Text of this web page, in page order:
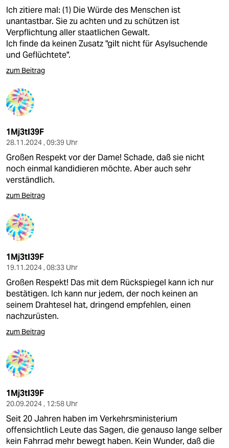
Ich zitiere mal: (1) Die Würde des Menschen ist
unantastbar. Sie zu achten und zu schützen ist
Verpflichtung aller staatlichen Gewalt.
Ich finde da keinen Zusatz "gilt nicht für Asylsuchende
und Geflüchtete".
zum Beitrag
1Mj3tI39F
28.11.2024 , 09:39 Uhr
Großen Respekt vor der Dame! Schade, daß sie nicht
noch einmal kandidieren möchte. Aber auch sehr
verständlich.
zum Beitrag
1Mj3tI39F
19.11.2024 , 08:33 Uhr
Großen Respekt! Das mit dem Rückspiegel kann ich nur
bestätigen. Ich kann nur jedem, der noch keinen an
seinem Drahtesel hat, dringend empfehlen, einen
nachzurüsten.
zum Beitrag
1Mj3tI39F
20.09.2024 , 12:58 Uhr
Seit 20 Jahren haben im Verkehrsministerium
offensichtlich Leute das Sagen, die genauso lange selber
kein Fahrrad mehr bewegt haben. Kein Wunder, daß die